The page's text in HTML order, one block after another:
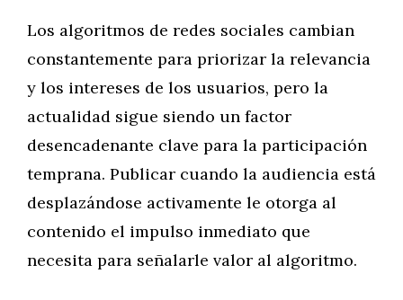
Los algoritmos de redes sociales cambian
constantemente para priorizar la relevancia
y los intereses de los usuarios, pero la
actualidad sigue siendo un factor
desencadenante clave para la participación
temprana. Publicar cuando la audiencia está
desplazándose activamente le otorga al
contenido el impulso inmediato que
necesita para señalarle valor al algoritmo.